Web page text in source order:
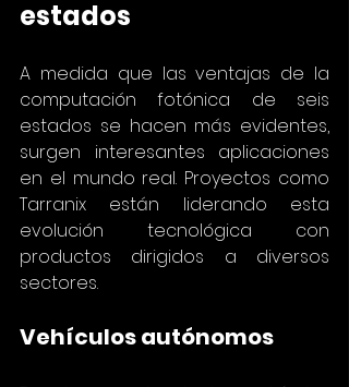
estados
A medida que las ventajas de la
computación fotónica de seis
estados se hacen más evidentes,
surgen interesantes aplicaciones
en el mundo real. Proyectos como
Tarranix están liderando esta
evolución tecnológica con
productos dirigidos a diversos
sectores.
Vehículos autónomos